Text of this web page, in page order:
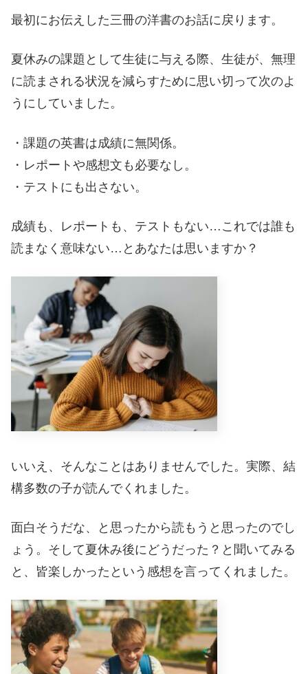
最初にお伝えした三冊の洋書のお話に戻ります。
夏休みの課題として生徒に与える際、生徒が、無理
に読まされる状況を減らすために思い切って次のよ
うにしていました。
・課題の英書は成績に無関係。
・レポートや感想文も必要なし。
・テストにも出さない。
成績も、レポートも、テストもない…これでは誰も
読まなく意味ない…とあなたは思いますか？
いいえ、そんなことはありませんでした。実際、結
構多数の子が読んでくれました。
面白そうだな、と思ったから読もうと思ったのでし
ょう。そして夏休み後にどうだった？と聞いてみる
と、皆楽しかったという感想を言ってくれました。